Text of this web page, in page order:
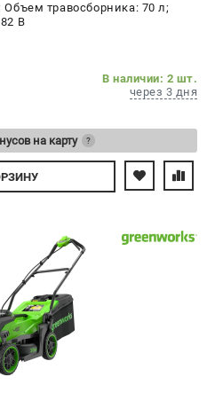
травосборника: 70 л;
В
В наличии: 2 шт.
через 3 дня
на карту ?